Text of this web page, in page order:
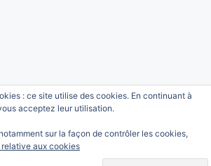
: ce site utilise des cookies. En continuant à
acceptez leur utilisation.
sur la façon de contrôler les cookies,
aux cookies